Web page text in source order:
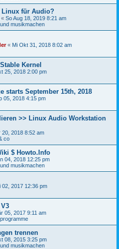
Linux für Audio?
« So Aug 18, 2019 8:21 am
musikmachen
« Mi Okt 31, 2018 8:02 am
Kernel
25, 2018 2:00 pm
starts September 15th, 2018
05, 2018 4:15 pm
>> Linux Audio Workstation
20, 2018 8:52 am
co
$ Howto.Info
04, 2018 12:25 pm
musikmachen
02, 2017 12:36 pm
05, 2017 9:11 am
trennen
08, 2015 3:25 pm
musikmachen